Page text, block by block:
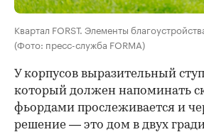
Квартал FORST. Элементы
(Фото: пресс-служба FORMA)
У корпусов выразительный
который должен напоминать
фьордами прослеживается и
решение — это дом в двух